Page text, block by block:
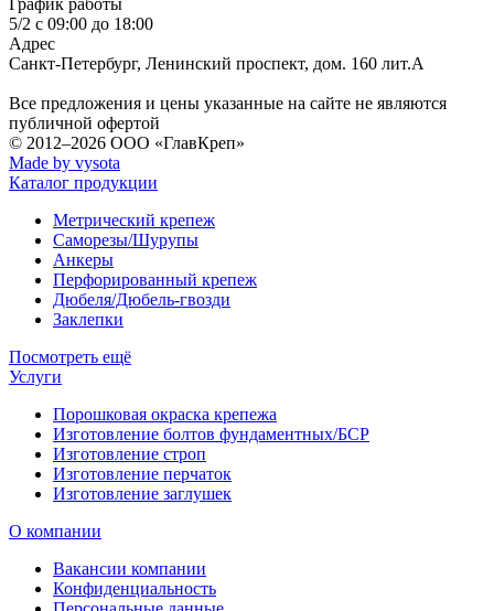
5/2 с 09:00 до 18:00
Адрес
Санкт-Петербург, Ленинский проспект, дом. 160 лит.А
Все предложения и цены указанные на сайте не являются
публичной офертой
© 2012–2026 ООО «ГлавКреп»
Made by vysota
Каталог продукции
Метрический крепеж
Саморезы/Шурупы
Анкеры
Перфорированный крепеж
Дюбеля/Дюбель-гвозди
Заклепки
Посмотреть ещё
Услуги
Порошковая окраска крепежа
Изготовление болтов фундаментных/БСР
Изготовление строп
Изготовление перчаток
Изготовление заглушек
О компании
Вакансии компании
Конфиденциальность